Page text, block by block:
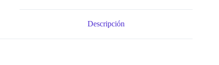
Descripción